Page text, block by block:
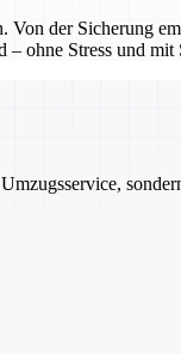
der Sicherung
ohne Stress und mit